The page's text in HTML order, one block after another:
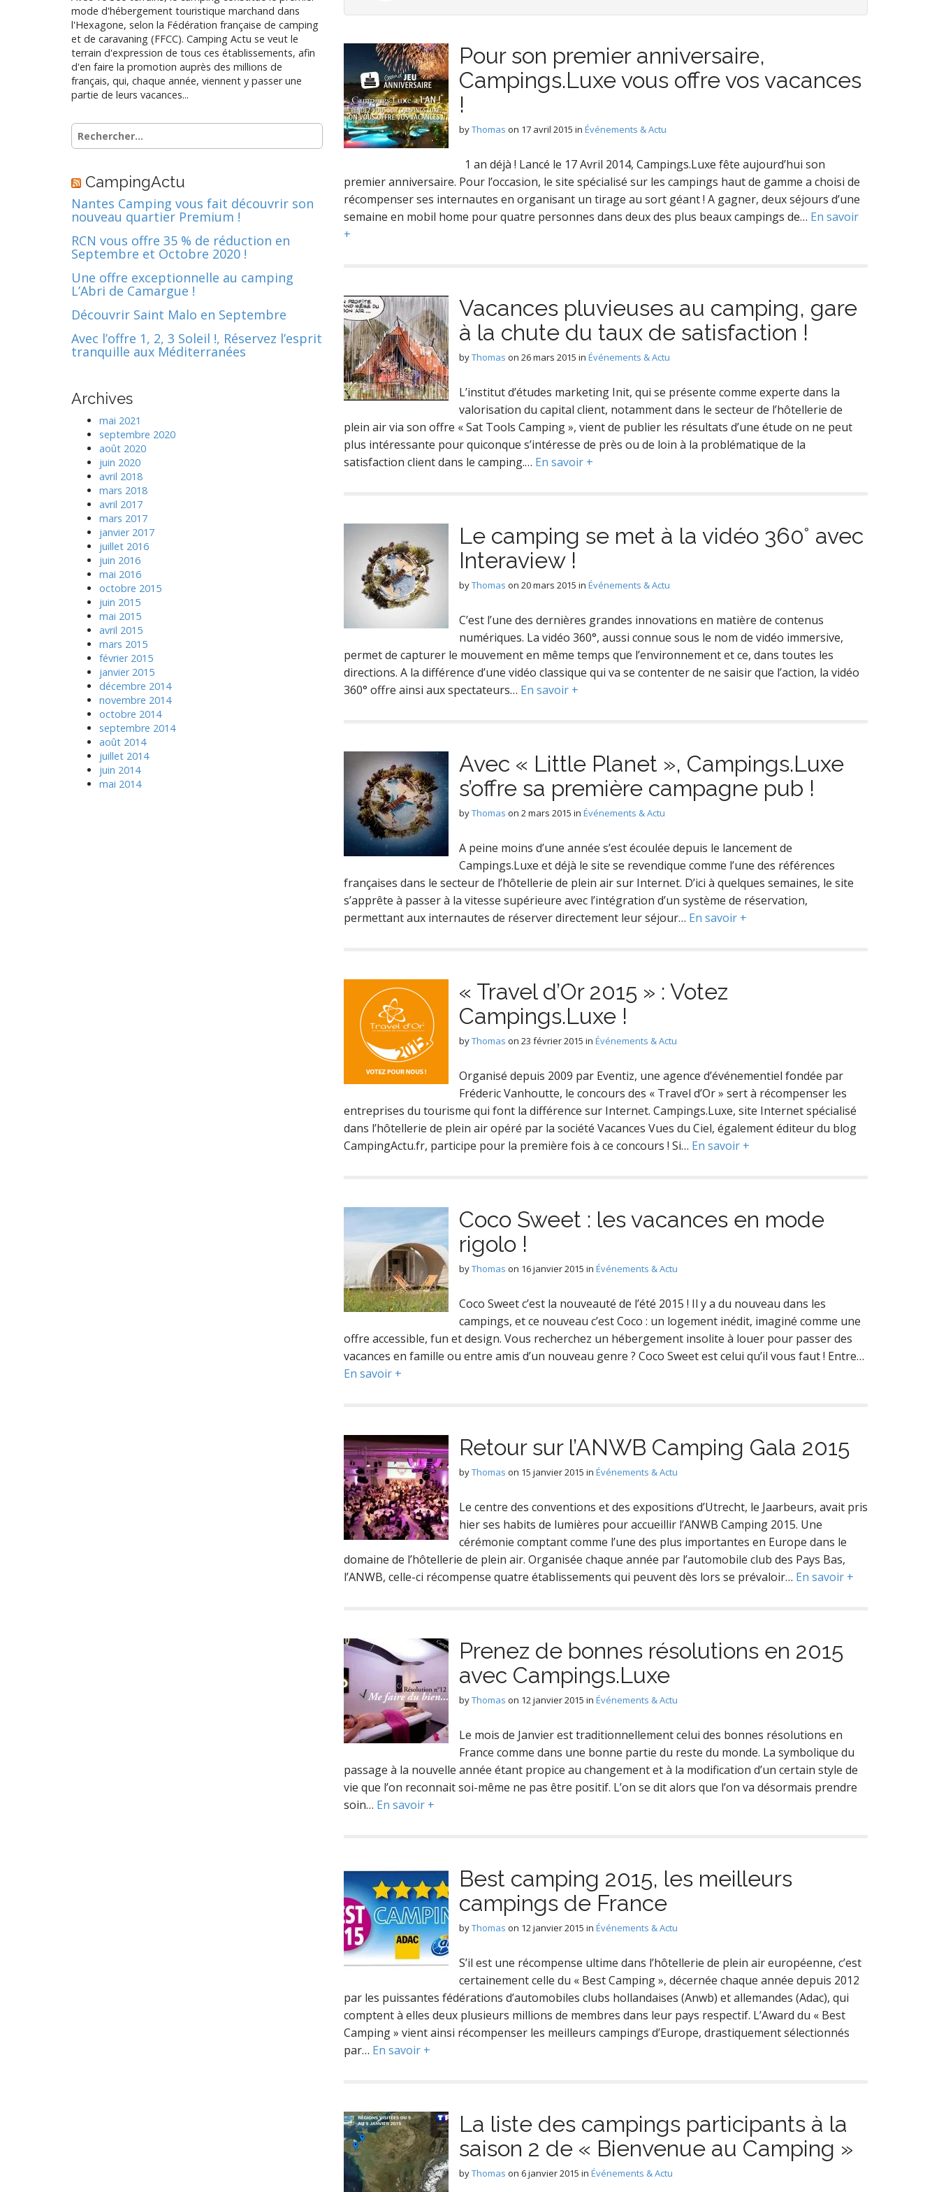
Pour son premier anniversaire,
Campings.Luxe vous offre vos vacances
!
byThomas on 17 avril 2015 in Événements & Actu
1 an déjà ! Lancé le 17 Avril 2014, Campings.Luxe fête aujourd’hui son
premier anniversaire. Pour l’occasion, le site spécialisé sur les campings haut de gamme a choisi de
récompenser ses internautes en organisant un tirage au sort géant ! A gagner, deux séjours d’une
semaine en mobil home pour quatre personnes dans deux des plus beaux campings de… En savoir
+
Vacances pluvieuses au camping, gare
à la chute du taux de satisfaction !
byThomas on 26 mars 2015 in Événements & Actu
L’institut d’études marketing Init, qui se présente comme experte dans la
valorisation du capital client, notamment dans le secteur de l’hôtellerie de
plein air via son offre « Sat Tools Camping », vient de publier les résultats d’une étude on ne peut
plus intéressante pour quiconque s’intéresse de près ou de loin à la problématique de la
satisfaction client dans le camping.… En savoir +
Le camping se met à la vidéo 360° avec
Interaview !
byThomas on 20 mars 2015 in Événements & Actu
C’est l’une des dernières grandes innovations en matière de contenus
numériques. La vidéo 360°, aussi connue sous le nom de vidéo immersive,
permet de capturer le mouvement en même temps que l’environnement et ce, dans toutes les
directions. A la différence d’une vidéo classique qui va se contenter de ne saisir que l’action, la vidéo
360° offre ainsi aux spectateurs… En savoir +
Avec « Little Planet », Campings.Luxe
s’offre sa première campagne pub !
byThomas on 2 mars 2015 in Événements & Actu
A peine moins d’une année s’est écoulée depuis le lancement de
Campings.Luxe et déjà le site se revendique comme l’une des références
françaises dans le secteur de l’hôtellerie de plein air sur Internet. D’ici à quelques semaines, le site
s’apprête à passer à la vitesse supérieure avec l’intégration d’un système de réservation,
permettant aux internautes de réserver directement leur séjour… En savoir +
« Travel d’Or 2015 » : Votez
Campings.Luxe !
byThomas on 23 février 2015 in Événements & Actu
Organisé depuis 2009 par Eventiz, une agence d’événementiel fondée par
Fréderic Vanhoutte, le concours des « Travel d’Or » sert à récompenser les
entreprises du tourisme qui font la différence sur Internet. Campings.Luxe, site Internet spécialisé
dans l’hôtellerie de plein air opéré par la société Vacances Vues du Ciel, également éditeur du blog
CampingActu.fr, participe pour la première fois à ce concours ! Si… En savoir +
Coco Sweet : les vacances en mode
rigolo !
byThomas on 16 janvier 2015 in Événements & Actu
Coco Sweet c’est la nouveauté de l’été 2015 ! Il y a du nouveau dans les
campings, et ce nouveau c’est Coco : un logement inédit, imaginé comme une
offre accessible, fun et design. Vous recherchez un hébergement insolite à louer pour passer des
vacances en famille ou entre amis d’un nouveau genre ? Coco Sweet est celui qu’il vous faut ! Entre…
En savoir +
Retour sur l’ANWB Camping Gala 2015
byThomas on 15 janvier 2015 in Événements & Actu
Le centre des conventions et des expositions d’Utrecht, le Jaarbeurs, avait pris
hier ses habits de lumières pour accueillir l’ANWB Camping 2015. Une
cérémonie comptant comme l’une des plus importantes en Europe dans le
domaine de l’hôtellerie de plein air. Organisée chaque année par l’automobile club des Pays Bas,
l’ANWB, celle-ci récompense quatre établissements qui peuvent dès lors se prévaloir… En savoir +
Prenez de bonnes résolutions en 2015
avec Campings.Luxe
byThomas on 12 janvier 2015 in Événements & Actu
Le mois de Janvier est traditionnellement celui des bonnes résolutions en
France comme dans une bonne partie du reste du monde. La symbolique du
passage à la nouvelle année étant propice au changement et à la modification d’un certain style de
vie que l’on reconnait soi-même ne pas être positif. L’on se dit alors que l’on va désormais prendre
soin… En savoir +
Best camping 2015, les meilleurs
campings de France
byThomas on 12 janvier 2015 in Événements & Actu
S’il est une récompense ultime dans l’hôtellerie de plein air européenne, c’est
certainement celle du « Best Camping », décernée chaque année depuis 2012
par les puissantes fédérations d’automobiles clubs hollandaises (Anwb) et allemandes (Adac), qui
comptent à elles deux plusieurs millions de membres dans leur pays respectif. L’Award du « Best
Camping » vient ainsi récompenser les meilleurs campings d’Europe, drastiquement sélectionnés
par… En savoir +
La liste des campings participants à la
saison 2 de « Bienvenue au Camping »
byThomas on 6 janvier 2015 in Événements & Actu
mode d'hébergement touristique marchand dans
l'Hexagone, selon la Fédération française de camping
et de caravaning (FFCC). Camping Actu se veut le
terrain d'expression de tous ces établissements, afin
d'en faire la promotion auprès des millions de
français, qui, chaque année, viennent y passer une
partie de leurs vacances...
Rechercher :
CampingActu
Nantes Camping vous fait découvrir son
nouveau quartier Premium !
RCN vous offre 35 % de réduction en
Septembre et Octobre 2020 !
Une offre exceptionnelle au camping
L’Abri de Camargue !
Découvrir Saint Malo en Septembre
Avec l’offre 1, 2, 3 Soleil !, Réservez l’esprit
tranquille aux Méditerranées
Archives
mai 2021
septembre 2020
août 2020
juin 2020
avril 2018
mars 2018
avril 2017
mars 2017
janvier 2017
juillet 2016
juin 2016
mai 2016
octobre 2015
juin 2015
mai 2015
avril 2015
mars 2015
février 2015
janvier 2015
décembre 2014
novembre 2014
octobre 2014
septembre 2014
août 2014
juillet 2014
juin 2014
mai 2014